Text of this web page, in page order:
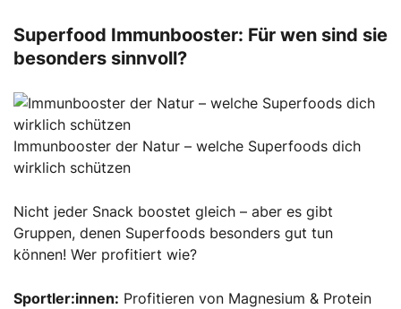
Superfood Immunbooster: Für wen sind sie
besonders sinnvoll?
Immunbooster der Natur – welche Superfoods dich
wirklich schützen
Nicht jeder Snack boostet gleich – aber es gibt
Gruppen, denen Superfoods besonders gut tun
können! Wer profitiert wie?
Sportler:innen: Profitieren von Magnesium & Protein